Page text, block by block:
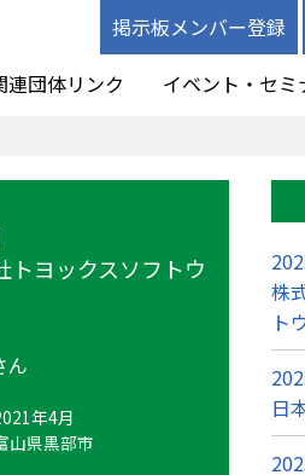
掲示板メンバー登録
連団体リンク イベント・セミ
トヨックスソフトウ
ん
年4月
山県黒部市
株
ト
日